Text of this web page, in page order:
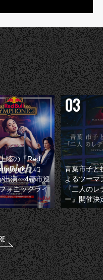
陸の『Red
』に
出演 4都市巡
ォニックライ
青葉市子と
よるツーマ
『二人のレ
ー』開催決